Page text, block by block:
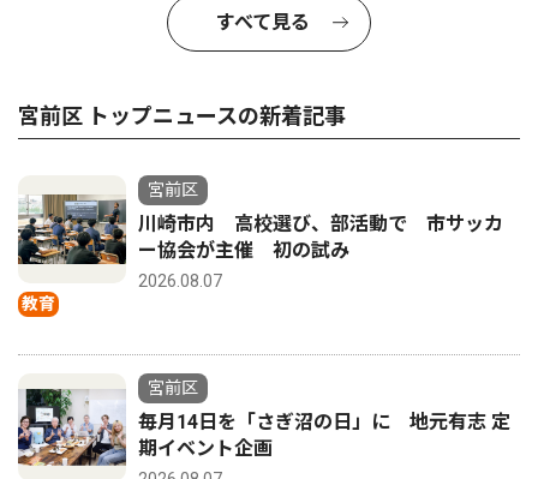
すべて見る
宮前区 トップニュースの新着記事
教育
宮前区
川崎市内 高校選び、部活動で 市サッカ
ー協会が主催 初の試み
2026.08.07
宮前区
毎月14日を「さぎ沼の日」に 地元有志 定
期イベント企画